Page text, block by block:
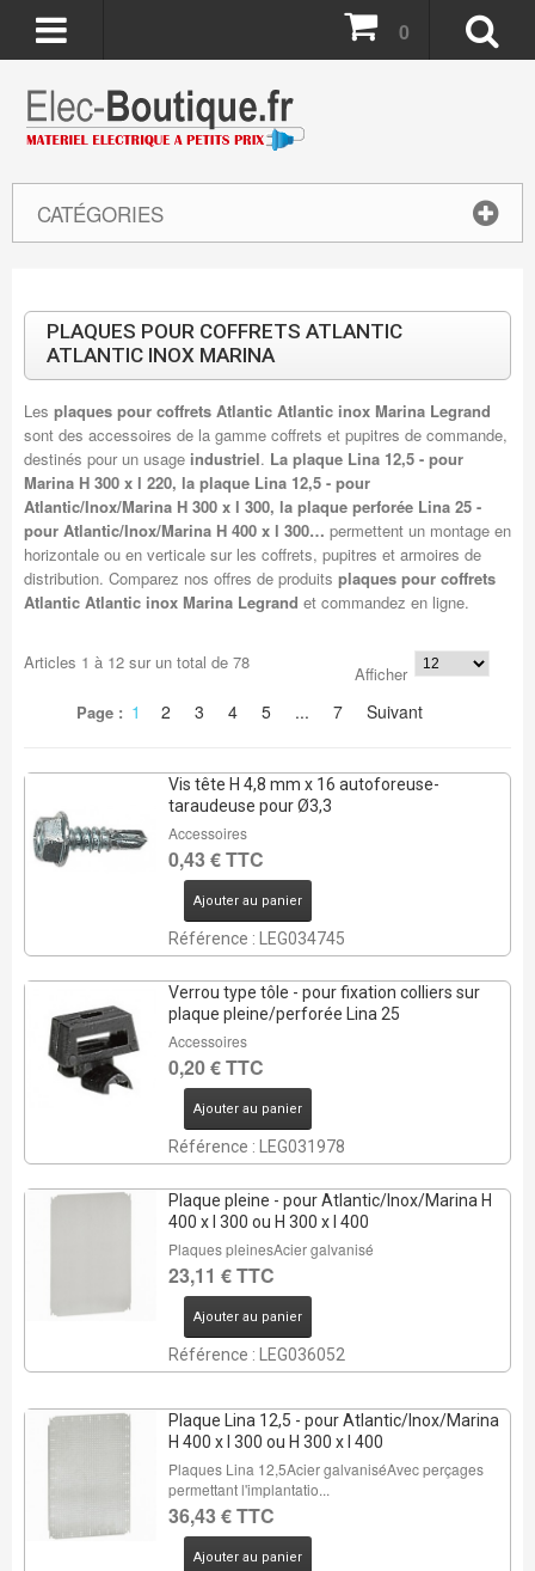
CATÉGORIES
0
PLAQUES POUR COFFRETS ATLANTIC
ATLANTIC INOX MARINA
Les plaques pour coffrets Atlantic Atlantic inox Marina Legrand
sont des accessoires de la gamme coffrets et pupitres de commande,
destinés pour un usage industriel. La plaque Lina 12,5 - pour
Marina H 300 x l 220, la plaque Lina 12,5 - pour
Atlantic/Inox/Marina H 300 x l 300, la plaque perforée Lina 25 -
pour Atlantic/Inox/Marina H 400 x l 300… permettent un montage en
horizontale ou en verticale sur les coffrets, pupitres et armoires de
distribution. Comparez nos offres de produits plaques pour coffrets
Atlantic Atlantic inox Marina Legrand et commandez en ligne.
Articles 1 à 12sur un total de 78
Afficher
Page : 1 2 3 4 5 ... 7 Suivant
Vis tête H 4,8 mm x 16 autoforeuse-
taraudeuse pour Ø3,3
Accessoires
0,43 € TTC
Ajouter au panier
Référence : LEG034745
Verrou type tôle - pour fixation colliers sur
plaque pleine/perforée Lina 25
Accessoires
0,20 € TTC
Ajouter au panier
Référence : LEG031978
Plaque pleine - pour Atlantic/Inox/Marina H
400 x l 300 ou H 300 x l 400
Plaques pleinesAcier galvanisé
23,11 € TTC
Ajouter au panier
Référence : LEG036052
Plaque Lina 12,5 - pour Atlantic/Inox/Marina
H 400 x l 300 ou H 300 x l 400
Plaques Lina 12,5Acier galvaniséAvec perçages
permettant l'implantatio...
36,43 € TTC
Ajouter au panier